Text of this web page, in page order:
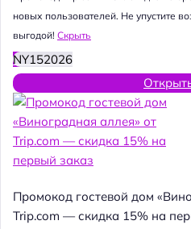
новых пользователей. Не упустите
выгодой! Скрыть
NY152026
Промокод гостевой дом
Trip.com — скидка 15% на